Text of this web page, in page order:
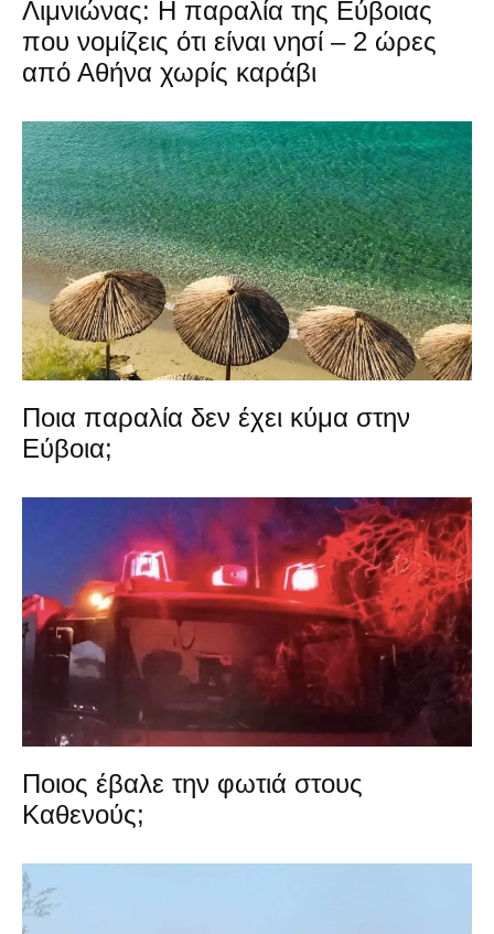
Λιμνιώνας: Η παραλία της Εύβοιας
που νομίζεις ότι είναι νησί – 2 ώρες
από Αθήνα χωρίς καράβι
Ποια παραλία δεν έχει κύμα στην
Εύβοια;
Ποιος έβαλε την φωτιά στους
Καθενούς;